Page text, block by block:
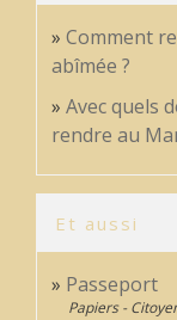
Comment
abîmée ?
Avec quels
rendre au
Et aussi
Passeport
Papiers -